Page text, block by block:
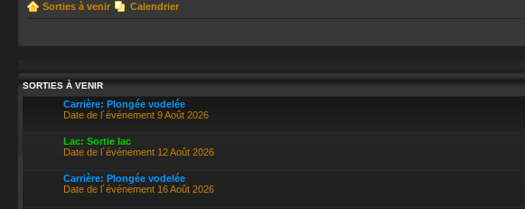
Sorties à venir Calendrier
SORTIES À VENIR
Carrière: Plongée vodelée
Date de l´événement 9 Août 2026
Lac: Sortie lac
Date de l´événement 12 Août 2026
Carrière: Plongée vodelée
Date de l´événement 16 Août 2026